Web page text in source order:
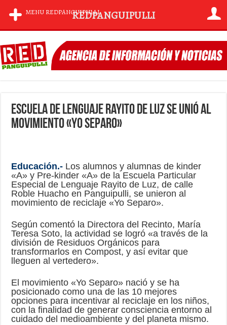
Escuela de Lenguaje Rayito de Luz se unió al
movimiento «Yo Separo»
Educación.- Los alumnos y alumnas de kinder
«A» y Pre-kinder «A» de la Escuela Particular
Especial de Lenguaje Rayito de Luz, de calle
Roble Huacho en Panguipulli, se unieron al
movimiento de reciclaje «Yo Separo».
Según comentó la Directora del Recinto, María
Teresa Soto, la actividad se logró «a través de la
división de Residuos Orgánicos para
transformarlos en Compost, y así evitar que
lleguen al vertedero».
El movimiento «Yo Separo» nació y se ha
posicionado como una de las 10 mejores
opciones para incentivar al reciclaje en los niños,
con la finalidad de generar consciencia entorno al
cuidado del medioambiente y del planeta mismo.
MENU REDPANGUIPULLIREDPANGUIPULLI